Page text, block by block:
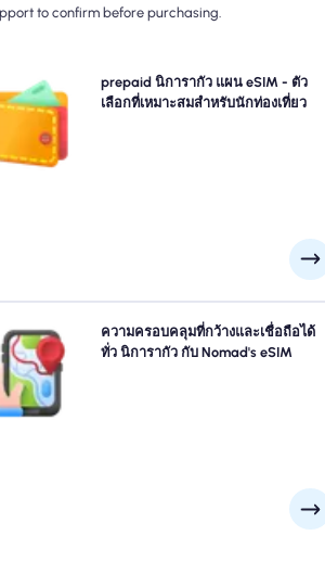
to confirm before purchasing.
prepaid นิการากัว แผน eSIM - ตัว
เลือกที่เหมาะสมสำหรับนักท่องเที่ยว
เลือกแผนการจ่ายล่วงหน้าของเรา นิการากัว แผน eSIM
รับการเชื่อมต่อ 4G/5G ที่ไม่ยุ่งยาก จ่ายล่วงหน้าเพื่อหลีก
ยงการเรียกเก็บเงินหลังการเดินทางที่น่าประหลาดใจและ
ควบคุมการใช้ข้อมูลและค่าใช้จ่ายของคุณอย่างสมบูรณ์
ความครอบคลุมที่กว้างและเชื่อถือได้
ทั่ว นิการากัว กับ Nomad's eSIM
ำรวจ นิการากัว ด้วยความมั่นใจโดยใช้ นิการากัว eSIM
ง Nomad เสนอความครอบคลุม 4G/5G ที่เชื่อถือได้จาก
เมืองใหญ่ ๆ เช่น มานากัว, กรานาดา, เลออน ไปยังจุดชม
ะยะไกล ติดต่อกันไม่ว่าการผจญภัยของคุณจะพาคุณไป